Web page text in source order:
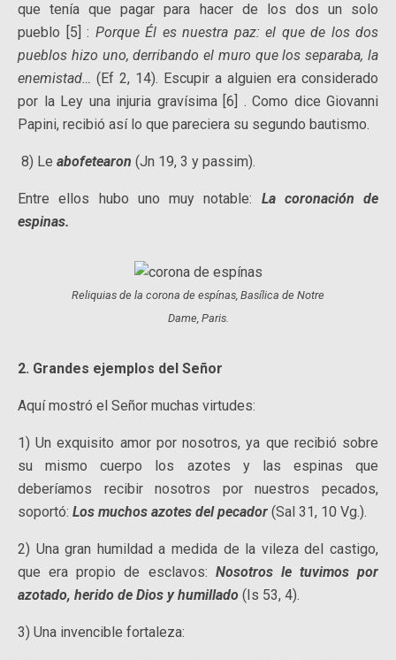
que tenía que pagar para hacer de los dos un solo
pueblo [5] : Porque Él es nuestra paz: el que de los dos
pueblos hizo uno, derribando el muro que los separaba, la
enemistad… (Ef 2, 14). Escupir a alguien era considerado
por la Ley una injuria gravísima [6] . Como dice Giovanni
Papini, recibió así lo que pareciera su segundo bautismo.
8) Le abofetearon (Jn 19, 3 y passim).
Entre ellos hubo uno muy notable: La coronación de
espinas.
Reliquias de la corona de espínas, Basílica de Notre
Dame, Paris.
2. Grandes ejemplos del Señor
Aquí mostró el Señor muchas virtudes:
1) Un exquisito amor por nosotros, ya que recibió sobre
su mismo cuerpo los azotes y las espinas que
deberíamos recibir nosotros por nuestros pecados,
soportó: Los muchos azotes del pecador (Sal 31, 10 Vg.).
2) Una gran humildad a medida de la vileza del castigo,
que era propio de esclavos: Nosotros le tuvimos por
azotado, herido de Dios y humillado (Is 53, 4).
3) Una invencible fortaleza: